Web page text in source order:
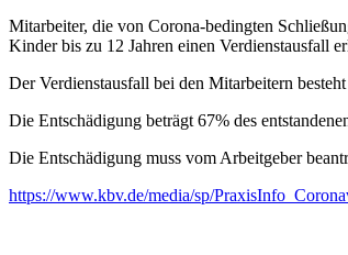
Mitarbeiter, die von Corona-bedingten
Kinder bis zu 12 Jahren einen Verdienstausfall
Der Verdienstausfall bei den Mitarbeitern
Die Entschädigung beträgt 67% des
Die Entschädigung muss vom Arbeitgeber
https://www.kbv.de/media/sp/